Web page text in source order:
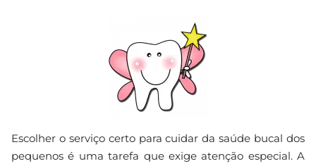
Escolher o serviço certo para cuidar da saúde bucal dos
pequenos é uma tarefa que exige atenção especial. A